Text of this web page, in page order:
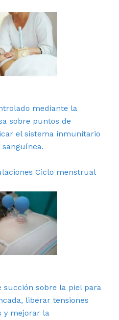
mediante la
sobre puntos de
el sistema inmunitario
Ciclo menstrual
succión sobre la piel para
liberar tensiones
y mejorar la